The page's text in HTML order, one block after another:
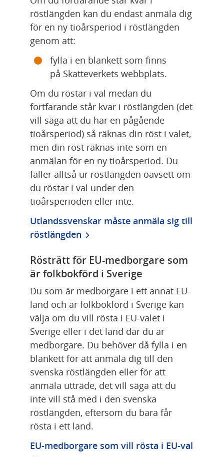
röstlängden kan du endast anmäla dig
för en ny tioårsperiod i röstlängden
genom att:
fylla i en blankett som finns
på Skatteverkets webbplats.
Om du röstar i val medan du
fortfarande står kvar i röstlängden (det
vill säga att du har en pågående
tioårsperiod) så räknas din röst i valet,
men din röst räknas inte som en
anmälan för en ny tioårsperiod. Du
faller alltså ur röstlängden oavsett om
du röstar i val under den
tioårsperioden eller inte.
Utlandssvenskar måste anmäla sig till
röstlängden
Rösträtt för EU-medborgare som
är folkbokförd i Sverige
Du som är medborgare i ett annat EU-
land och är folkbokförd i Sverige kan
välja om du vill rösta i EU-valet i
Sverige eller i det land där du är
medborgare. Du behöver då fylla i en
blankett för att anmäla dig till den
svenska röstlängden eller för att
anmäla utträde, det vill säga att du
inte vill stå med i den svenska
röstlängden, eftersom du bara får
rösta i ett land.
EU-medborgare som vill rösta i EU-val